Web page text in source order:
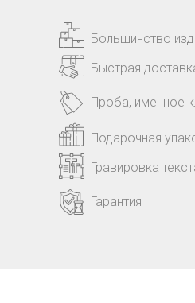
Большинство
Быстрая
Подарочная
Гравировка
Проба, именное
Гарантия